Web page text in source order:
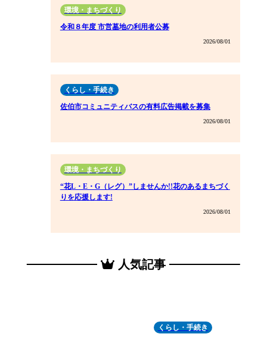
環境・まちづくり
令和８年度 市営墓地の利用者公募
2026/08/01
くらし・手続き
佐伯市コミュニティバスの有料広告掲載を募集
2026/08/01
環境・まちづくり
“花L・E・G（レグ）”しませんか!!花のあるまちづく
りを応援します!
2026/08/01
人気記事
くらし・手続き